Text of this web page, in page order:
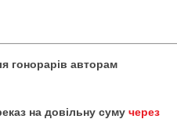
гонорарів авторам
на довільну суму через